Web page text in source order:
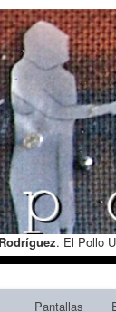
. El Pollo
Pantallas